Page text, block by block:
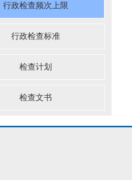
行政检查频次上限
行政检查标准
检查计划
检查文书